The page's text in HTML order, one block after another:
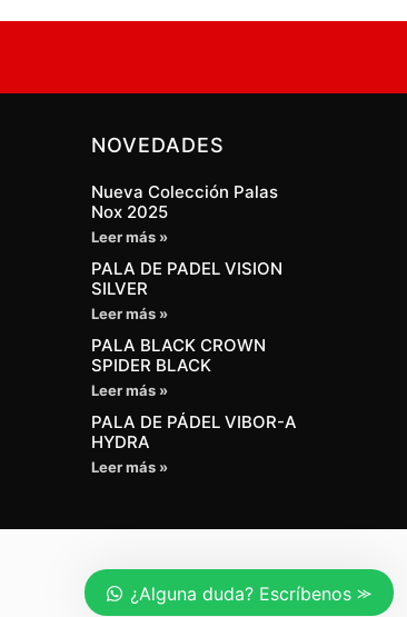
NOVEDADES
Nueva Colección Palas
Nox 2025
Leer más »
PALA DE PADEL VISION
SILVER
Leer más »
PALA BLACK CROWN
SPIDER BLACK
Leer más »
PALA DE PÁDEL VIBOR-A
HYDRA
Leer más »
¿Alguna duda? Escríbenos ⪼